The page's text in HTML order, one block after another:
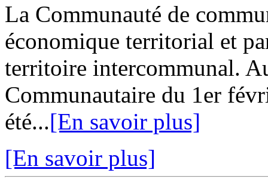
La Communauté de
économique territorial et
territoire intercommunal.
Communautaire du 1er
été...[En savoir plus]
[En savoir plus]